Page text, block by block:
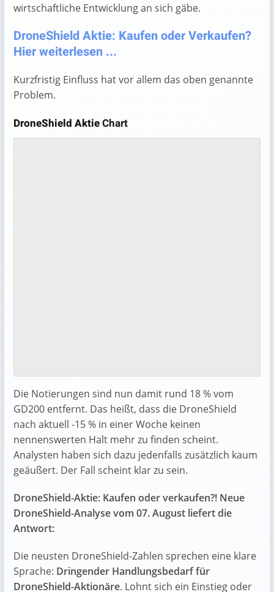
wirtschaftliche Entwicklung an sich gäbe.
DroneShield Aktie: Kaufen oder Verkaufen?
Hier weiterlesen ...
Kurzfristig Einfluss hat vor allem das oben genannte
Problem.
DroneShield AktieChart
Die Notierungen sind nun damit rund 18 % vom
GD200 entfernt. Das heißt, dass die DroneShield
nach aktuell -15 % in einer Woche keinen
nennenswerten Halt mehr zu finden scheint.
Analysten haben sich dazu jedenfalls zusätzlich kaum
geäußert. Der Fall scheint klar zu sein.
DroneShield-Aktie: Kaufen oder verkaufen?! Neue
DroneShield-Analyse vom 07. August liefert die
Antwort:
Die neusten DroneShield-Zahlen sprechen eine klare
Sprache: Dringender Handlungsbedarf für
DroneShield-Aktionäre. Lohnt sich ein Einstieg oder